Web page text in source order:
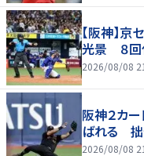
【阪神】
光景 ８回
2026/08/08
阪神２カ
ばれる 拙
2026/08/08